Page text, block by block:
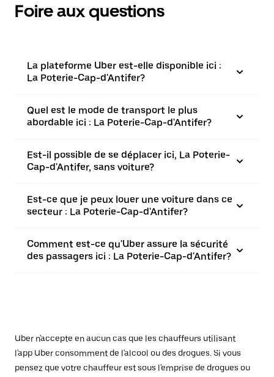
Foire aux questions
La plateforme Uber est-elle disponible ici :
La Poterie-Cap-d'Antifer?
Quel est le mode de transport le plus
abordable ici : La Poterie-Cap-d'Antifer?
Est-il possible de se déplacer ici, La Poterie-
Cap-d'Antifer, sans voiture?
Est-ce que je peux louer une voiture dans ce
secteur : La Poterie-Cap-d'Antifer?
Comment est-ce qu'Uber assure la sécurité
des passagers ici : La Poterie-Cap-d'Antifer?
Uber n'accepte en aucun cas que les chauffeurs utilisant
l'app Uber consomment de l'alcool ou des drogues. Si vous
pensez que votre chauffeur est sous l'emprise de drogues ou